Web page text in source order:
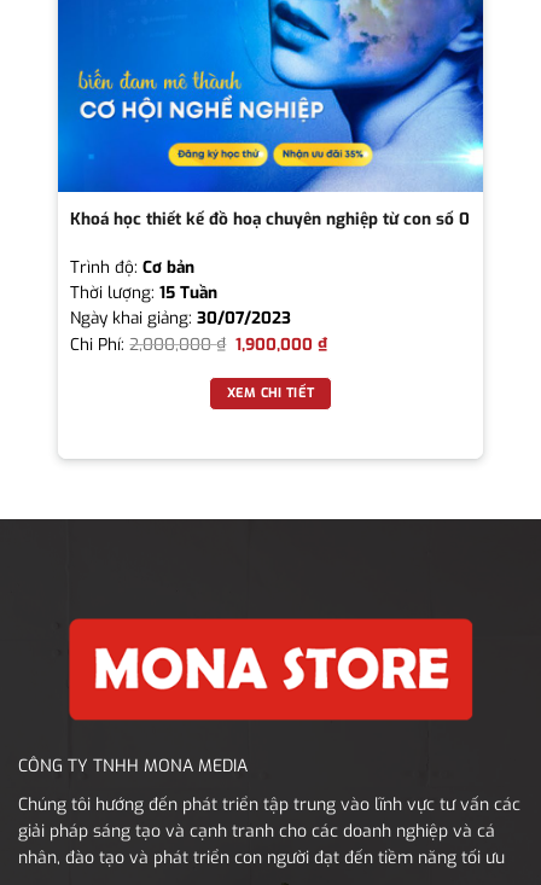
Khoá học thiết kế đồ hoạ chuyên nghiệp từ con số 0
Trình độ:Cơ bản
Thời lượng:15 Tuần
Ngày khai giảng:30/07/2023
Chi Phí:2,000,000₫ 1,900,000₫
XEM CHI TIẾT
CÔNG TY TNHH MONA MEDIA
Chúng tôi hướng đến phát triển tập trung vào lĩnh vực tư vấn các
giải pháp sáng tạo và cạnh tranh cho các doanh nghiệp và cá
nhân, đào tạo và phát triển con người đạt đến tiềm năng tối ưu